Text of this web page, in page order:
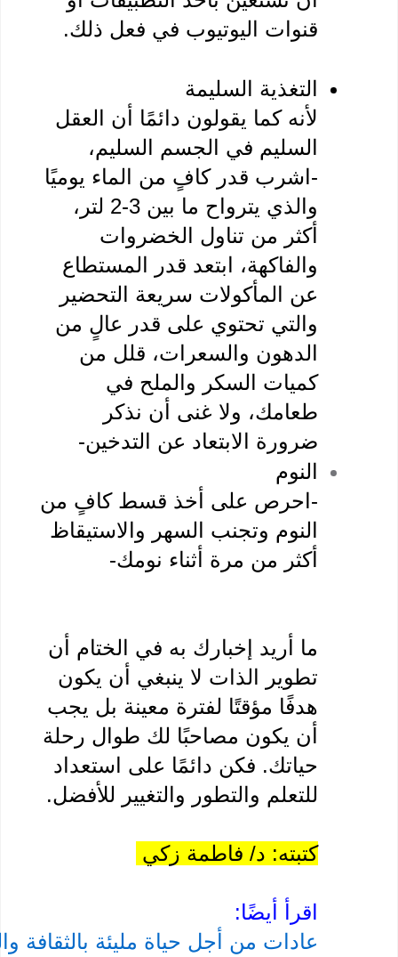
قنوات اليوتيوب في فعل ذلك.
التغذية السليمة
لأنه كما يقولون دائمًا أن العقل
السليم في الجسم السليم،
-اشرب قدر كافٍ من الماء يوميًا
والذي يترواح ما بين 3-2 لتر،
أكثر من تناول الخضروات
والفاكهة، ابتعد قدر المستطاع
عن المأكولات سريعة التحضير
والتي تحتوي على قدر عالٍ من
الدهون والسعرات، قلل من
كميات السكر والملح في
طعامك، ولا غنى أن نذكر
ضرورة الابتعاد عن التدخين-
النوم
-احرص على أخذ قسط كافٍ من
النوم وتجنب السهر والاستيقاظ
أكثر من مرة أثناء نومك-
ما أريد إخبارك به في الختام أن
تطوير الذات لا ينبغي أن يكون
هدفًا مؤقتًا لفترة معينة بل يجب
أن يكون مصاحبًا لك طوال رحلة
حياتك. فكن دائمًا على استعداد
للتعلم والتطور والتغيير للأفضل.
كتبته: د/ فاطمة زكي
اقرأ أيضًا:
عادات من أجل حياة مليئة بالثقافة والمعرفة